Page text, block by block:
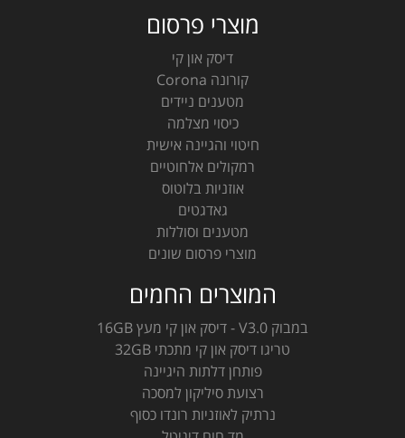
מוצרי פרסום
דיסק און קי
קורונה Corona
מטענים ניידים
כיסוי מצלמה
חיטוי והגיינה אישית
רמקולים אלחוטיים
אוזניות בלוטוס
גאדגטים
מטענים וסוללות
מוצרי פרסום שונים
המוצרים החמים
במבוק V3.0 - דיסק און קי מעץ 16GB
טריגו דיסק און קי מתכתי 32GB
פותחן דלתות היגיינה
רצועת סיליקון למסכה
נרתיק לאוזניות רונדו כסוף